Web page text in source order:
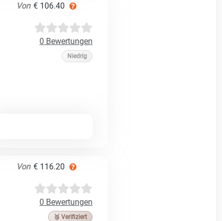
Von € 106.40
0 Bewertungen
Niedrig
Von € 116.20
0 Bewertungen
🥉 Verifiziert